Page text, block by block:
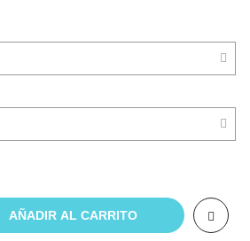
AÑADIR AL CARRITO